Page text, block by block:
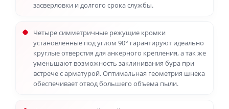
засверловки и долгого срока службы.
Четыре симметричные режущие кромки
установленные под углом 90° гарантируют идеально
круглые отверстия для анкерного крепления, а так же
уменьшают возможность заклинивания бура при
встрече с арматурой. Оптимальная геометрия шнека
обеспечивает отвод большего объема пыли.